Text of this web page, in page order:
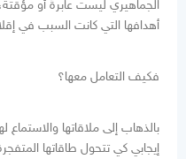
الجماهيري ليست عابرةً أو
أهدافها التي كانت السبب في
فكيف التعامل معها؟
بالذهاب إلى ملاقاتها والاستماع
إيجابي كي تتحول طاقاتها